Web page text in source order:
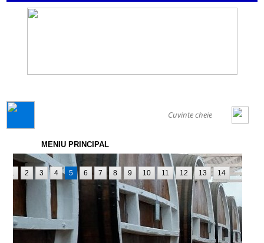
MENIU PRINCIPAL
1 2 3 4 5 6 7 8 9 10 11 12 13 14